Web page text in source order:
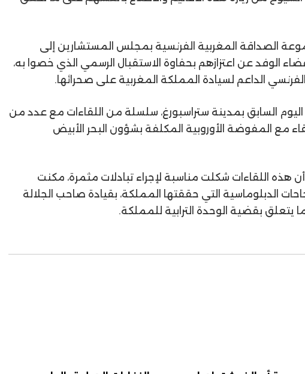
الصداقة المغربية الفرنسية بمجلس المستشارين إلى
الوفد عن اعتزازهم بحفاوة الاستقبال الرسمي الذي خصوا به،
الداعم لسيادة المملكة المغربية على صحرائها .
السابق بمدينة ستراسبورغ، سلسلة من اللقاءات مع عدد من
مع المفوضة الأوروبية المكلفة بشؤون البحر الأبيض
أن هذه اللقاءات شكلت مناسبة لإجراء تبادلات مثمرة، مكنت
الدبلوماسية التي حققتها المملكة، بقيادة صاحب الجلالة
يتعلق بقضية الوحدة الترابية للمملكة.